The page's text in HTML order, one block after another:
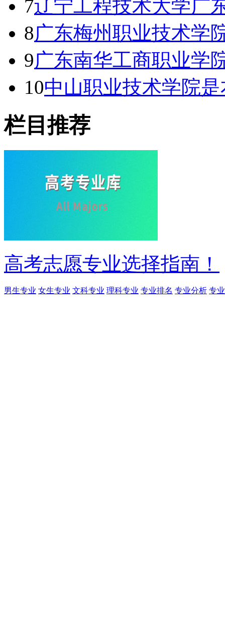
7辽宁工程技术大学广
8广东梅州职业技术学
9广东南华工商职业学
10中山职业技术学院
栏目推荐
高考志愿专业选择指南！
男生专业 女生专业 文科专业 理科专业 专业排名 专业分析 专